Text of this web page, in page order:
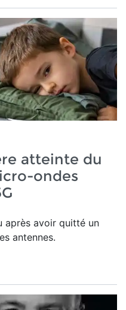
atteinte du
ondes
après avoir quitté un
antennes.